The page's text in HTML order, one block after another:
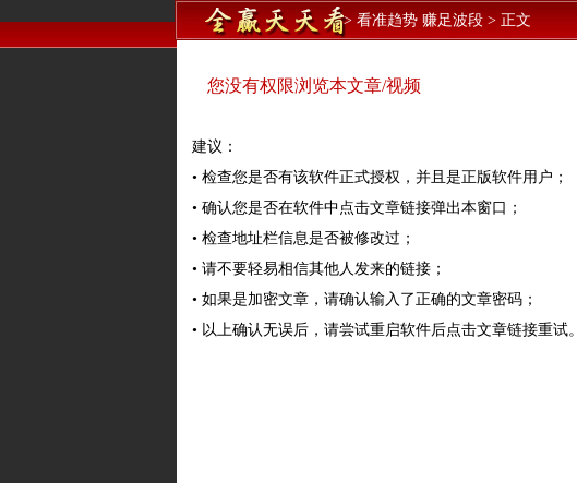
>看准趋势 赚足波段 >正文
您没有权限浏览本文章/视频
建议：
• 检查您是否有该软件正式授权，并且是正版软件用户；
• 确认您是否在软件中点击文章链接弹出本窗口；
• 检查地址栏信息是否被修改过；
• 请不要轻易相信其他人发来的链接；
• 如果是加密文章，请确认输入了正确的文章密码；
• 以上确认无误后，请尝试重启软件后点击文章链接重试。